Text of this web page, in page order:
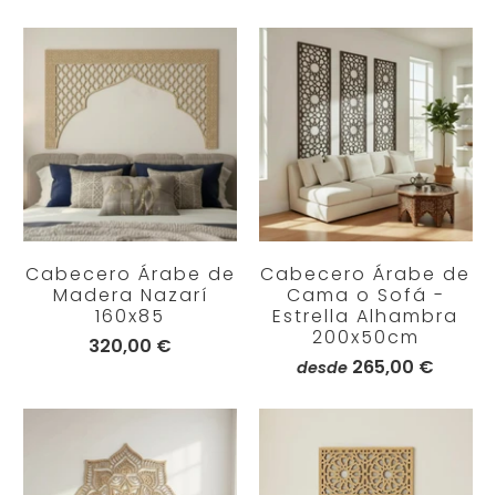
Cabecero Árabe de
Madera Nazarí
160x85
320,00 €
Cabecero Árabe de
Cama o Sofá -
Estrella Alhambra
200x50cm
desde 265,00 €